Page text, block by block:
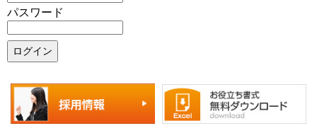
パスワード